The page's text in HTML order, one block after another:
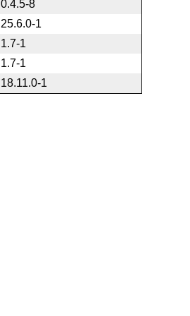
0.4.5-8
25.6.0-1
1.7-1
1.7-1
18.11.0-1